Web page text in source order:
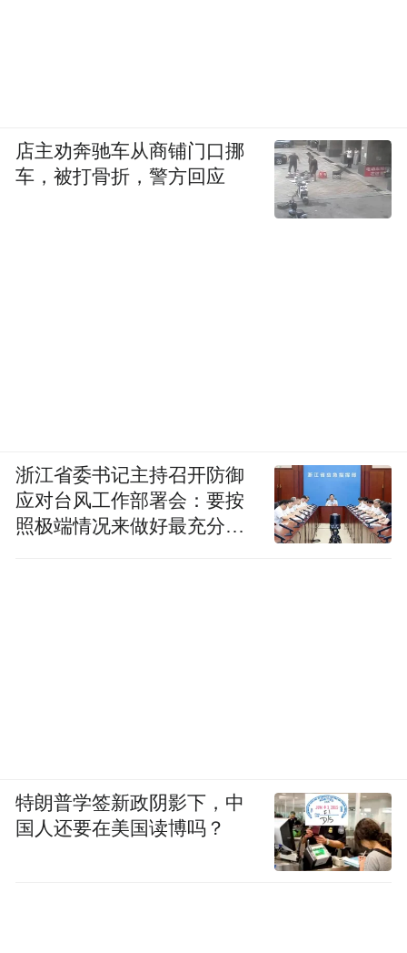
店主劝奔驰车从商铺门口挪
车，被打骨折，警方回应
浙江省委书记主持召开防御
应对台风工作部署会：要按
照极端情况来做好最充分的
特朗普学签新政阴影下，中
国人还要在美国读博吗？